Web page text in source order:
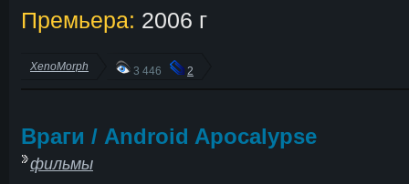
Премьера: 2006 г
XenoMorph 3 446 2
Враги / Android Apocalypse
фильмы